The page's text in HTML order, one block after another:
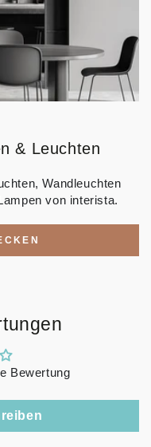
& Leuchten
Wandleuchten
von interista.
Bewertung